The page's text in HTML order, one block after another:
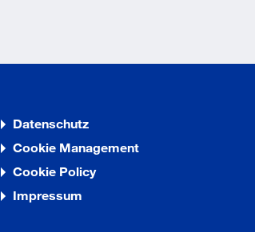
Datenschutz
Cookie Management
Cookie Policy
Impressum